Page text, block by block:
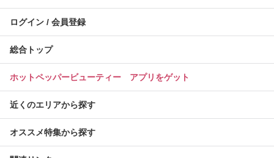
ログイン / 会員登録
総合トップ
ホットペッパービューティー アプリをゲット
近くのエリアから探す
オススメ特集から探す